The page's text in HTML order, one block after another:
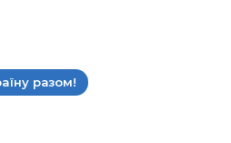
разом!